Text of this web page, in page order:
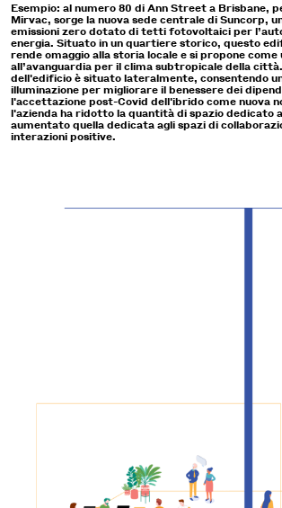
Esempio: al numero 80 di Ann Street a Brisbane,
Mirvac, sorge la nuova sede centrale di Suncorp,
emissioni zero dotato di tetti fotovoltaici per
energia. Situato in un quartiere storico, questo
rende omaggio alla storia locale e si propone come
all’avanguardia per il clima subtropicale della
dell'edificio è situato lateralmente, consentendo
illuminazione per migliorare il benessere dei
l'accettazione post-Covid dell'ibrido come nuova
l'azienda ha ridotto la quantità di spazio dedicato
aumentato quella dedicata agli spazi di
interazioni positive.